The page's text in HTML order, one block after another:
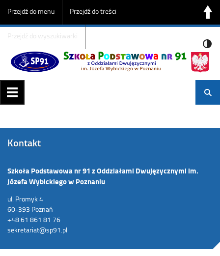
Przejdź do menu Przejdź do treści
Przejdź do wyszukiwarki
Kontakt
Szkoła Podstawowa nr 91 z Oddziałami Dwujęzycznymi im.
Józefa Wybickiego w Poznaniu
ul. Promyk 4
60-393 Poznań
+48 61 861 81 76
sekretariat@sp91.pl